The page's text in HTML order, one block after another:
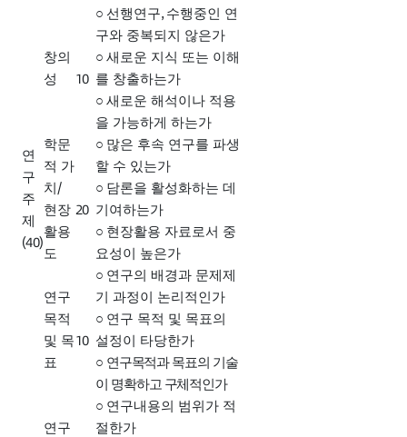
연
구
주
제
(40)
창의
성
10
○ 선행연구, 수행중인 연
구와 중복되지 않은가
○ 새로운 지식 또는 이해
를 창출하는가
○ 새로운 해석이나 적용
을 가능하게 하는가
학문
적 가
치 /
현장
활용
도
20
○ 많은 후속 연구를 파생
할 수 있는가
○ 담론을 활성화하는 데
기여하는가
○ 현장활용 자료로서 중
요성이 높은가
연구
목적
및 목
표
10
○ 연구의 배경과 문제제
기 과정이 논리적인가
○ 연구 목적 및 목표의
설정이 타당한가
○ 연구목적과 목표의 기술
이 명확하고 구체적인가
연구
○ 연구내용의 범위가 적
절한가